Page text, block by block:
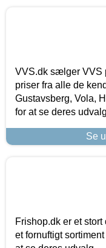
VVS.dk sælger VVS
priser fra alle de
Gustavsberg, Vola,
for at se deres
Se
Frishop.dk er et
et fornuftigt